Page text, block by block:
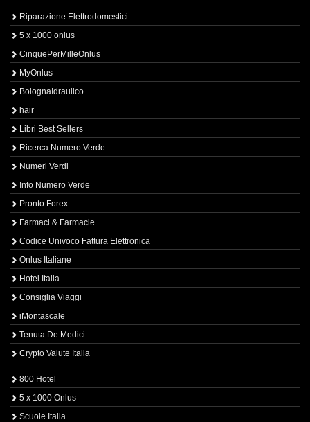
Riparazione Elettrodomestici
5 x 1000 onlus
CinquePerMilleOnlus
MyOnlus
BolognaIdraulico
hair
Libri Best Sellers
Ricerca Numero Verde
Numeri Verdi
Info Numero Verde
Pronto Forex
Farmaci & Farmacie
Codice Univoco Fattura Elettronica
Onlus Italiane
Hotel Italia
Consiglia Viaggi
iMontascale
Tenuta De Medici
Crypto Valute Italia
800 Hotel
5 x 1000 Onlus
Scuole Italia